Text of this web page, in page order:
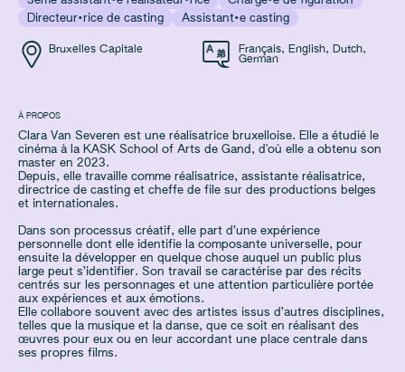
Bruxelles Capitale Français, English, Dutch,
German
Directeur·rice de casting
Assistant·e casting
À PROPOS
Clara Van Severen est une réalisatrice bruxelloise. Elle a étudié le
cinéma à la KASK School of Arts de Gand, d'où elle a obtenu son
master en 2023.
Depuis, elle travaille comme réalisatrice, assistante réalisatrice,
directrice de casting et cheffe de file sur des productions belges
et internationales.
Dans son processus créatif, elle part d’une expérience
personnelle dont elle identifie la composante universelle, pour
ensuite la développer en quelque chose auquel un public plus
large peut s’identifier. Son travail se caractérise par des récits
centrés sur les personnages et une attention particulière portée
aux expériences et aux émotions.
Elle collabore souvent avec des artistes issus d’autres disciplines,
telles que la musique et la danse, que ce soit en réalisant des
œuvres pour eux ou en leur accordant une place centrale dans
ses propres films.